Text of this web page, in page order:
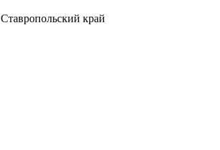
Ставропольский край